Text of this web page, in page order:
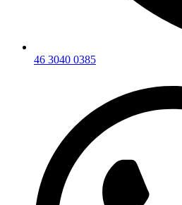
46 3040 0385